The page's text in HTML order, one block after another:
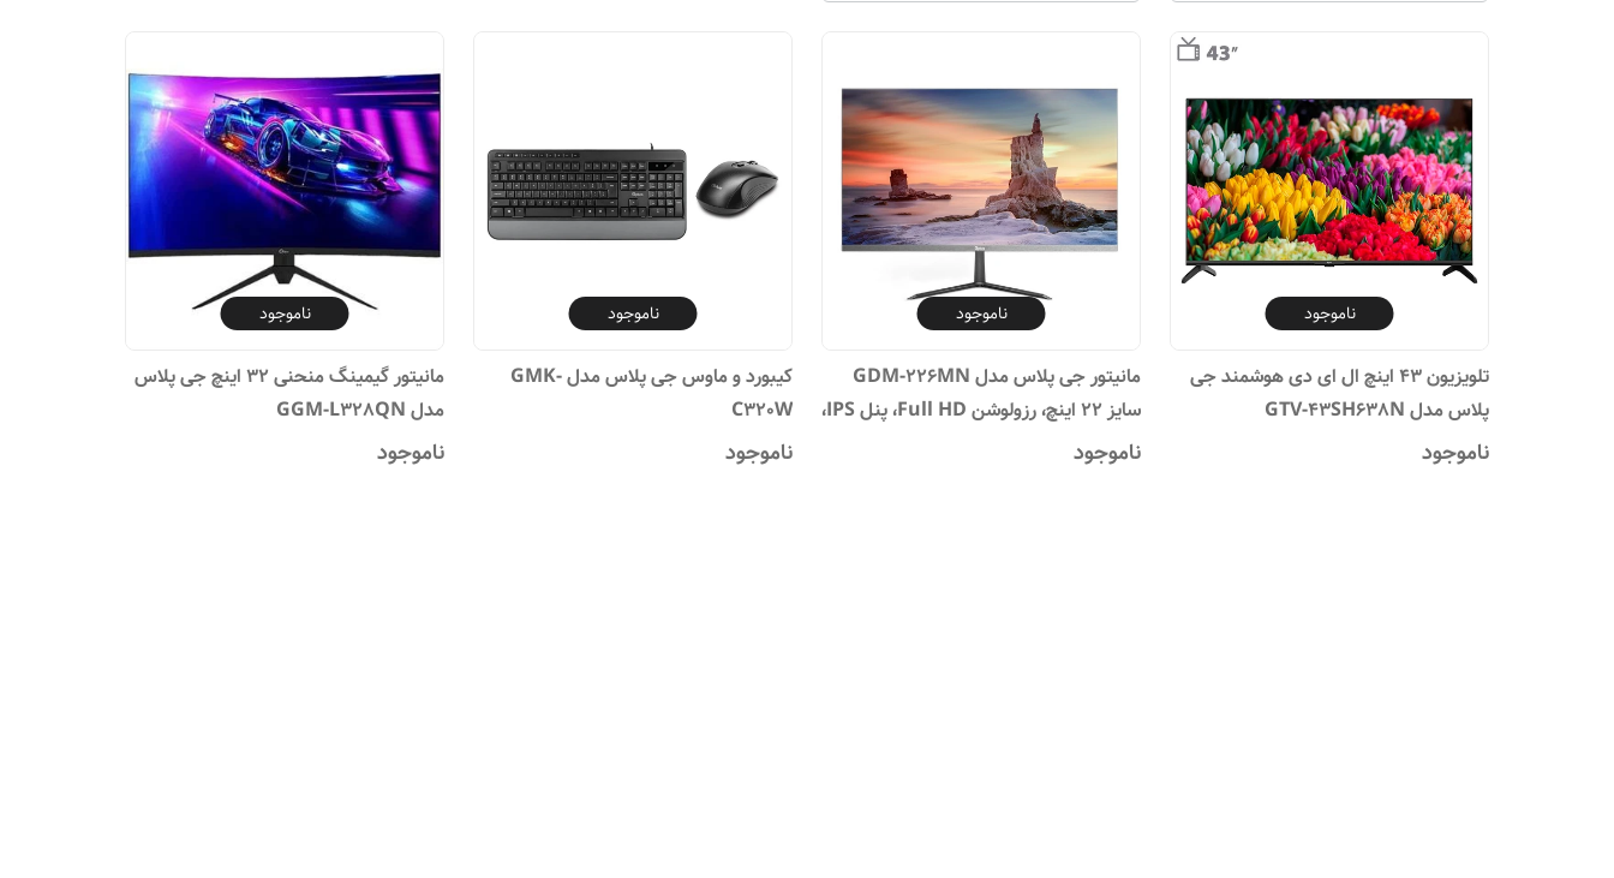
ناموجود
تلویزیون 43 اینچ ال ای دی هوشمند جی
پلاس مدل GTV-43SH638N
ناموجود
ناموجود
مانیتور جی پلاس مدل GDM-226MN
سایز 22 اینچ، رزولوشن Full HD، پنل IPS،
نرخ بروزرسانی تصویر 100 هرتز
ناموجود
ناموجود
کیبورد و ماوس جی پلاس مدل GMK-
C320W
ناموجود
ناموجود
مانیتور گیمینگ منحنی 32 اینچ جی پلاس
مدل GGM-L328QN
ناموجود